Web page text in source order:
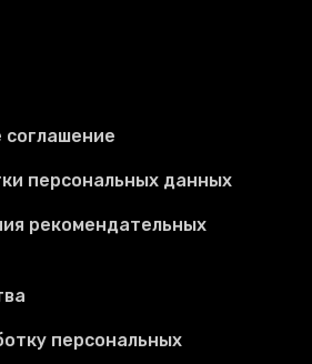
соглашение
персональных данных
рекомендательных
персональных